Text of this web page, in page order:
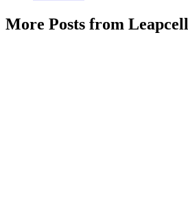
More Posts from Leapcell